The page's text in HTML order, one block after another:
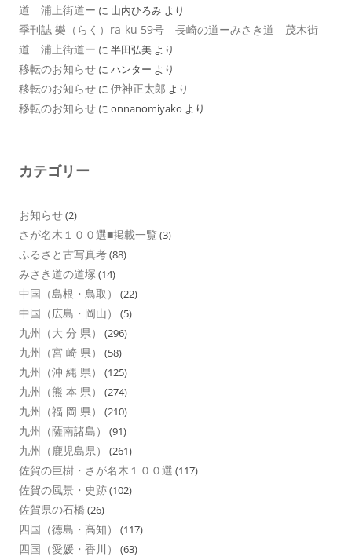
道 浦上街道ー に 山内ひろみ より
季刊誌 樂（らく）ra-ku 59号 長崎の道ーみさき道 茂木街
道 浦上街道ー に 半田弘美 より
移転のお知らせ に ハンター より
移転のお知らせ に 伊神正太郎 より
移転のお知らせ に onnanomiyako より
カテゴリー
お知らせ(2)
さが名木１００選■掲載一覧 (3)
ふるさと古写真考(88)
みさき道の道塚 (14)
中国（島根・鳥取） (22)
中国（広島・岡山） (5)
九州（大 分 県） (296)
九州（宮 崎 県） (58)
九州（沖 縄 県） (125)
九州（熊 本 県） (274)
九州（福 岡 県） (210)
九州（薩南諸島） (91)
九州（鹿児島県） (261)
佐賀の巨樹・さが名木１００選 (117)
佐賀の風景・史跡(102)
佐賀県の石橋 (26)
四国（徳島・高知） (117)
四国（愛媛・香川） (63)